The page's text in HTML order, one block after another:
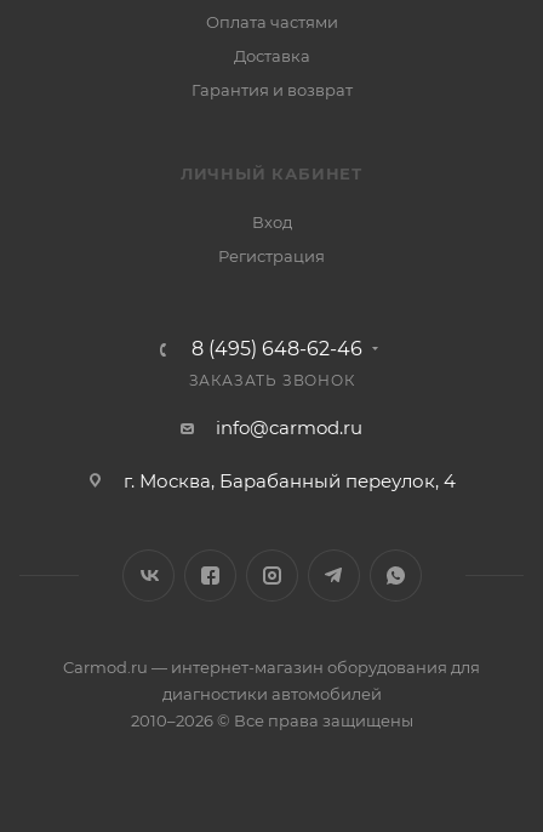
Оплата частями
Доставка
Гарантия и возврат
ЛИЧНЫЙ КАБИНЕТ
Вход
Регистрация
8 (495) 648-62-46
ЗАКАЗАТЬ ЗВОНОК
info@carmod.ru
г. Москва, Барабанный переулок, 4
Carmod.ru — интернет-магазин оборудования для
диагностики автомобилей
2010–2026 © Все права защищены